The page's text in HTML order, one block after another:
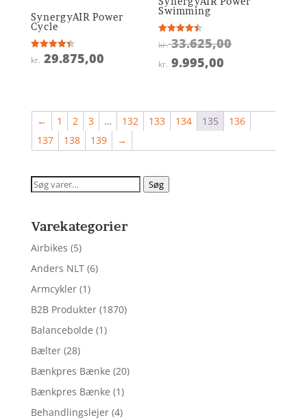
SynergyAIR Power
Cycle
Vurderet
4.4
kr. 29.875,00
Swimming
Vurderet
4.5
kr.33.625,00Den
kr.
kr. 9.995,00
er:
kr. 9.995,00.
← 1 2 3 … 132 133 134 135
136
137
138 139 →
Søg
Søg
Varekategorier
Airbikes (5)
Anders NLT (6)
Armcykler (1)
B2B Produkter (1870)
Balancebolde (1)
Bælter (28)
Bænkpres Bænke (20)
Bænkpres Bænke (1)
Behandlingslejer (4)